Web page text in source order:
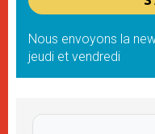
Nous envoyons la
jeudi et vendredi